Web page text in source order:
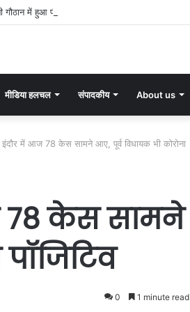
में हुआ पौधरोपण
मीडिया हलचल संपादकीय About us
इंदौर में आज 78 केस सामने आए, पूर्व विधायक भी कोरोना
78 केस सामने
0 1 minute read